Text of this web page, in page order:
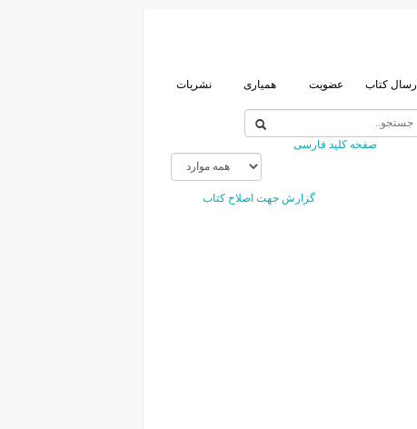
ارسال کتاب عضویت همیاری نشریات
صفحه کلید فارسی
گزارش جهت اصلاح کتاب